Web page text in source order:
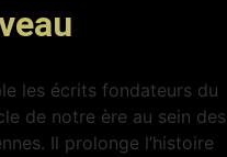
les écrits fondateurs du
de notre ère au sein des
Il prolonge l’histoire